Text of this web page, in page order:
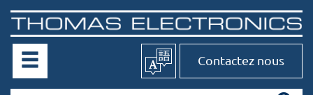
Contactez nous